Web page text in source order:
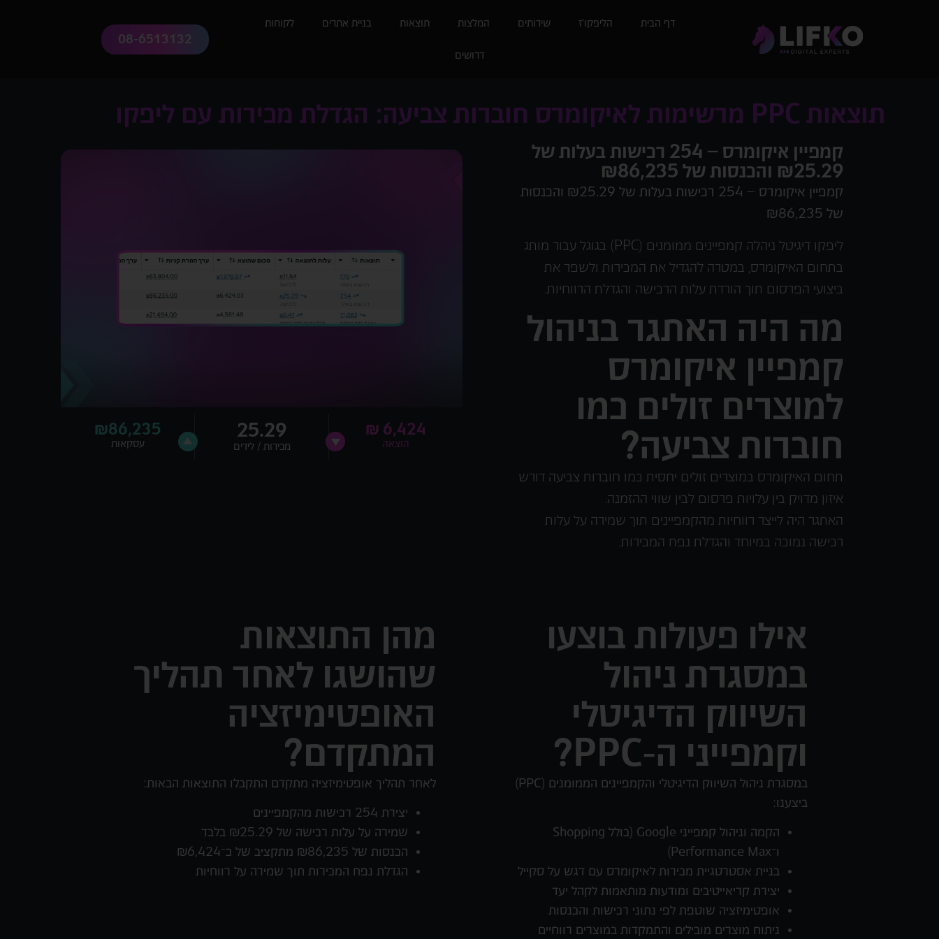
דף הבית הליפקו'ז שירותים המלצות תוצאות בניית אתרים לקוחות
דרושים
08-6513132
תוצאות PPC מרשימות לאיקומרס חוברות צביעה: הגדלת מכירות עם ליפקו
קמפיין איקומרס – 254 רכישות בעלות של
₪25.29 והכנסות של ₪86,235
קמפיין איקומרס – 254 רכישות בעלות של ₪25.29 והכנסות
של ₪86,235
ליפקו דיגיטל ניהלה קמפיינים ממומנים (PPC) בגוגל עבור מותג
בתחום האיקומרס, במטרה להגדיל את המכירות ולשפר את
ביצועי הפרסום תוך הורדת עלות הרכישה והגדלת הרווחיות.
מה היה האתגר בניהול
קמפיין איקומרס
למוצרים זולים כמו
חוברות צביעה?
תחום האיקומרס במוצרים זולים יחסית כמו חוברות צביעה דורש
איזון מדויק בין עלויות פרסום לבין שווי ההזמנה.
האתגר היה לייצר רווחיות מהקמפיינים תוך שמירה על עלות
רכישה נמוכה במיוחד והגדלת נפח המכירות.
6,424 ₪
הוצאה
25.29
מכירות / לידים
₪86,235
עסקאות
אילו פעולות בוצעו
במסגרת ניהול
השיווק הדיגיטלי
וקמפייני ה-PPC?
במסגרת ניהול השיווק הדיגיטלי והקמפיינים הממומנים (PPC)
ביצענו:
הקמה וניהול קמפייני Google (כולל Shopping
ו־Performance Max)
בניית אסטרטגיית מכירות לאיקומרס עם דגש על סקייל
יצירת קריאייטיבים ומודעות מותאמות לקהל יעד
אופטימיזציה שוטפת לפי נתוני רכישות והכנסות
ניתוח מוצרים מובילים והתמקדות במוצרים רווחיים
מהן התוצאות
שהושגו לאחר תהליך
האופטימיזציה
המתקדם?
לאחר תהליך אופטימיזציה מתקדם התקבלו התוצאות הבאות:
יצירת 254 רכישות מהקמפיינים
שמירה על עלות רכישה של ₪25.29 בלבד
הכנסות של ₪86,235 מתקציב של כ־₪6,424
הגדלת נפח המכירות תוך שמירה על רווחיות